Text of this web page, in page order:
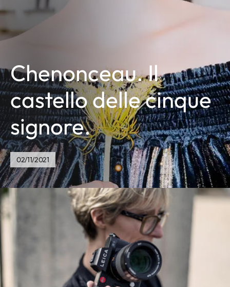
Chenonceau. Il
castello delle cinque
signore.
02/11/2021